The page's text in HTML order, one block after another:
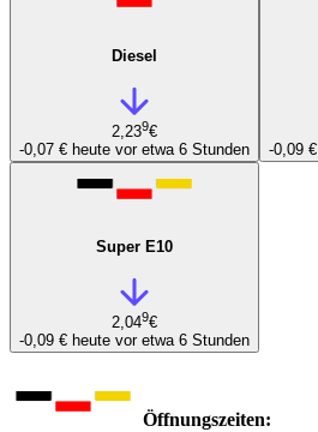
Diesel
2,239€
-0,07 € heute vor etwa 6 Stunden
-0,09 €
Super E10
2,049€
-0,09 € heute vor etwa 6 Stunden
Öffnungszeiten: